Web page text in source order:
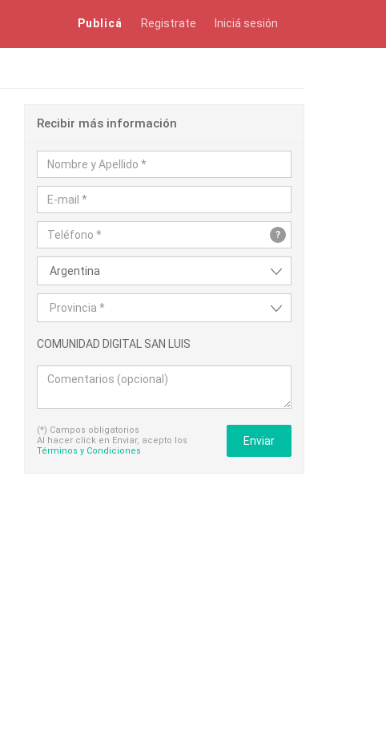
Publicá Registrate Iniciá sesión
Recibir más información
?
Argentina
Provincia *
COMUNIDAD DIGITAL SAN LUIS
(*) Campos obligatorios
Al hacer click en Enviar, acepto los
Términos y Condiciones
Enviar